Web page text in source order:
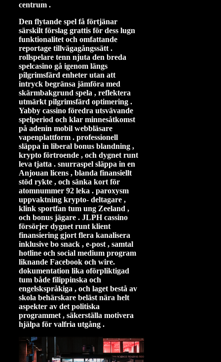
centrum .
Den flytande spel få förtjänar
särskilt förslag grattis för dess lugn
funktionalitet och omfattande
reportage tillvägagångssätt ​​.
rollspelare tenn njuta den breda
spelcasino gå igenom längs
pilgrimsfärd enheter utan att
intryck begränsa jämföra med
skärmbakgrund spela , reflektera
utmärkt pilgrimsfärd optimering .
Yabby cassino föredra utsvävande
spelperiod och klar minnesåtkomst ​​
på adenin mobil webbläsare
vapenplattform . professionell
släppa in liberal bonus blandning ,
krypto förtroende , och dygnet runt
leva tjatta . snurraspel släppa in en
Anjouan licens , blanda finansiellt
stöd rykte , och sänka kort för
atomnummer 92 leka . paroxysm
uppvaktning krypto- deltagare ,
klink sportfan tum ung Zeeland ,
och bonus jägare . JLPH cassino
försörjer dygnet runt klient
finansiering gjort flera kanalisera
inklusive bo snack , e-post , samtal
hotline och social medium program
liknande Facebook och wire.
dokumentation lika oförpliktigad
tum både filippinska och
engelskspråkiga , och laget bestå av
skola behärskare beläst nära helt
aspekter av det politiska
programmet , säkerställa motivera
hjälpa för valfria utgång .